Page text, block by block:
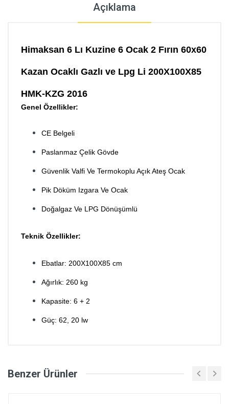
Açıklama
Himaksan 6 Lı Kuzine 6 Ocak 2 Fırın 60x60
Kazan Ocaklı Gazlı ve Lpg Li 200X100X85
HMK-KZG 2016
Genel Özellikler:
CE Belgeli
Paslanmaz Çelik Gövde
Güvenlik Valfi Ve Termokoplu Açık Ateş Ocak
Pik Döküm Izgara Ve Ocak
Doğalgaz Ve LPG Dönüşümlü
Teknik Özellikler:
Ebatlar: 200X100X85 cm
Ağırlık: 260 kg
Kapasite: 6 + 2
Güç: 62, 20 lw
Benzer Ürünler